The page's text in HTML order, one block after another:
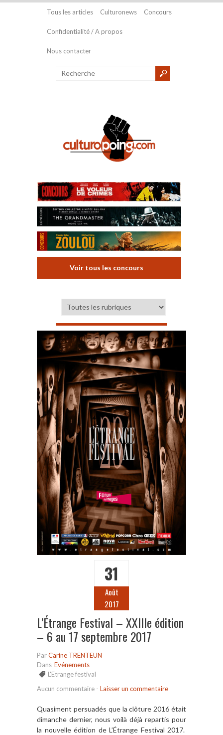
Tous les articles Culturonews Concours
Confidentialité / A propos
Nous contacter
Voir tous les concours
31
Août
2017
L’Étrange Festival – XXIIIe édition
– 6 au 17 septembre 2017
ParCarine TRENTEUN
Dans Evénements
L'Etrange festival
Aucun commentaire - Laisser un commentaire
Quasiment persuadés que la clôture 2016 était
dimanche dernier, nous voilà déjà repartis pour
la nouvelle édition de L’Étrange Festival 2017.